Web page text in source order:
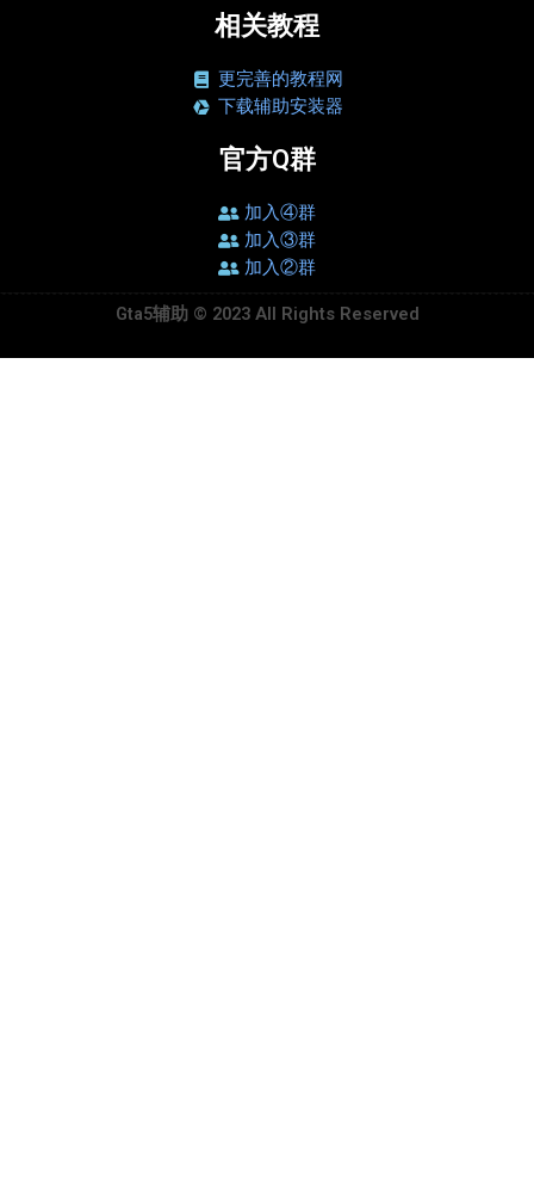
相关教程
更完善的教程网
下载辅助安装器
官方Q群
加入④群
加入③群
加入②群
Gta5辅助 © 2023 All Rights Reserved